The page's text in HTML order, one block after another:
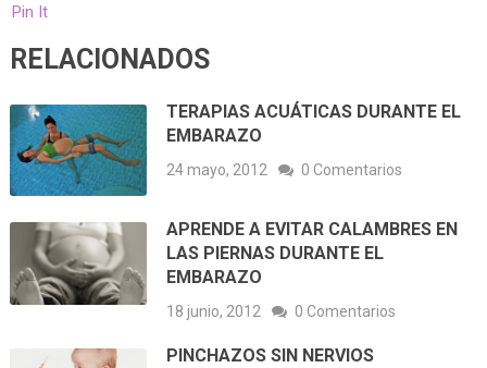
Pin It
RELACIONADOS
TERAPIAS ACUÁTICAS DURANTE EL
EMBARAZO
24 mayo, 2012 0 Comentarios
APRENDE A EVITAR CALAMBRES EN
LAS PIERNAS DURANTE EL
EMBARAZO
18 junio, 2012 0 Comentarios
PINCHAZOS SIN NERVIOS